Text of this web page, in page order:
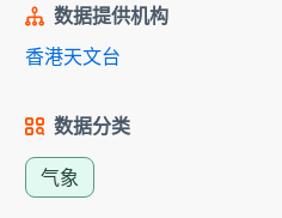
数据提供机构
香港天文台
数据分类
气象